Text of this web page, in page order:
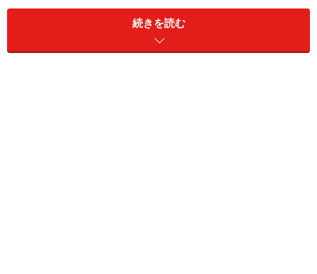
(1)大容量太陽光発電システムの搭載
(2)賃貸・店舗併用住宅の建設
続きを読む